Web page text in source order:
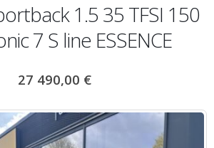
1.5 35 TFSI 150
7 S line ESSENCE
27 490,00 €